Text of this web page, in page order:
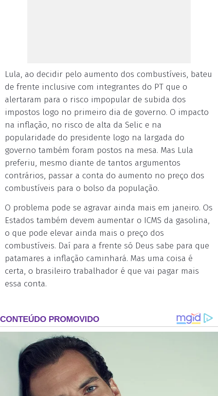
Lula, ao decidir pelo aumento dos combustíveis, bateu
de frente inclusive com integrantes do PT que o
alertaram para o risco impopular de subida dos
impostos logo no primeiro dia de governo. O impacto
na inflação, no risco de alta da Selic e na
popularidade do presidente logo na largada do
governo também foram postos na mesa. Mas Lula
preferiu, mesmo diante de tantos argumentos
contrários, passar a conta do aumento no preço dos
combustíveis para o bolso da população.
O problema pode se agravar ainda mais em janeiro. Os
Estados também devem aumentar o ICMS da gasolina,
o que pode elevar ainda mais o preço dos
combustíveis. Daí para a frente só Deus sabe para que
patamares a inflação caminhará. Mas uma coisa é
certa, o brasileiro trabalhador é que vai pagar mais
essa conta.